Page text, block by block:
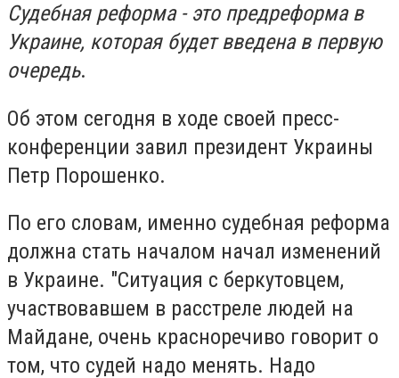
Судебная реформа - это предреформа в
Украине, которая будет введена в первую
очередь.
Об этом сегодня в ходе своей пресс-
конференции завил президент Украины
Петр Порошенко.
По его словам, именно судебная реформа
должна стать началом начал изменений
в Украине. "Ситуация с беркутовцем,
участвовавшем в расстреле людей на
Майдане, очень красноречиво говорит о
том, что судей надо менять. Надо